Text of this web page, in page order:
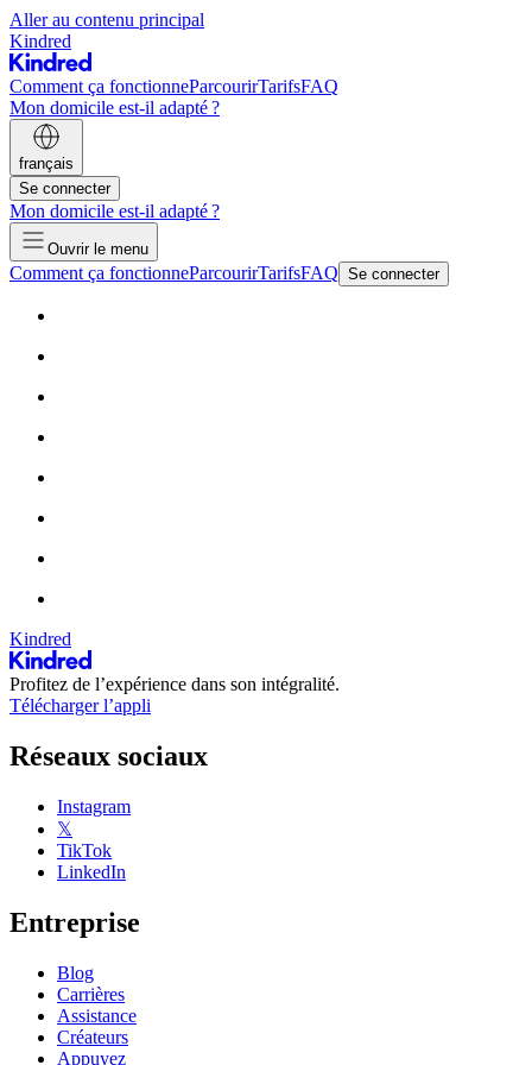
Aller au contenu principal
Kindred
Comment ça fonctionneParcourirTarifsFAQ
Mon domicile est-il adapté ?
français
Se connecter
Mon domicile est-il adapté ?
Ouvrir le menu
Comment ça fonctionneParcourirTarifsFAQ Se connecter
Kindred
Profitez de l’expérience dans son intégralité.
Télécharger l’appli
Réseaux sociaux
Instagram
𝕏
TikTok
LinkedIn
Entreprise
Blog
Carrières
Assistance
Créateurs
Appuyez